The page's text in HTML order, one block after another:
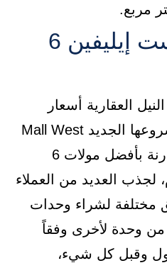
أسعار مول ويست إيليفين 6
العقارية أسعار
تنافسية لبيع وحدات مشروعها الجديد Mall West
Eleven 6 October، مقارنة بأفضل مولات 6
لجذب العديد من العملاء
مختلفة لشراء وحدات
من وحدة لأخرى وفقاً
وقبل كل شيء،